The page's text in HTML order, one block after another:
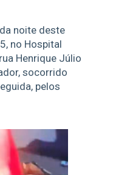
noite deste
no Hospital
Henrique Júlio
socorrido
pelos